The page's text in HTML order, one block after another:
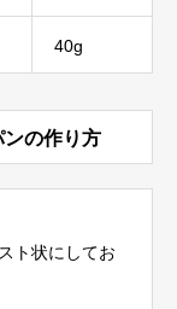
40g
の作り方
ト状にしてお